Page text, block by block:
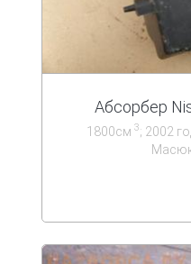
Абсорбер
1800см 3; 2002